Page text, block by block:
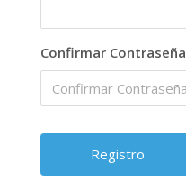
Confirmar Contraseña